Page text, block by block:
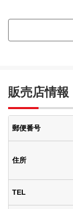
販売店情報
郵便番号
住所
TEL